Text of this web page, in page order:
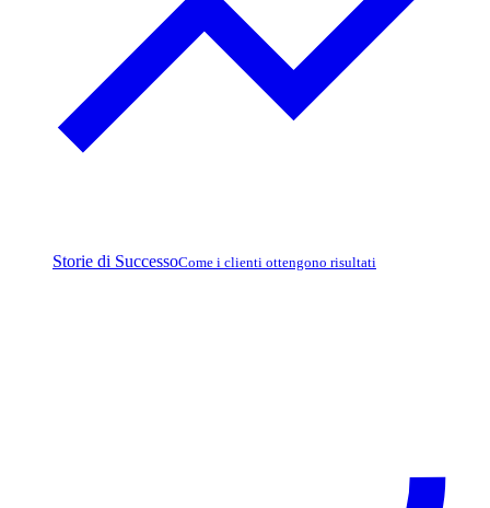
Storie di SuccessoCome i clienti ottengono risultati